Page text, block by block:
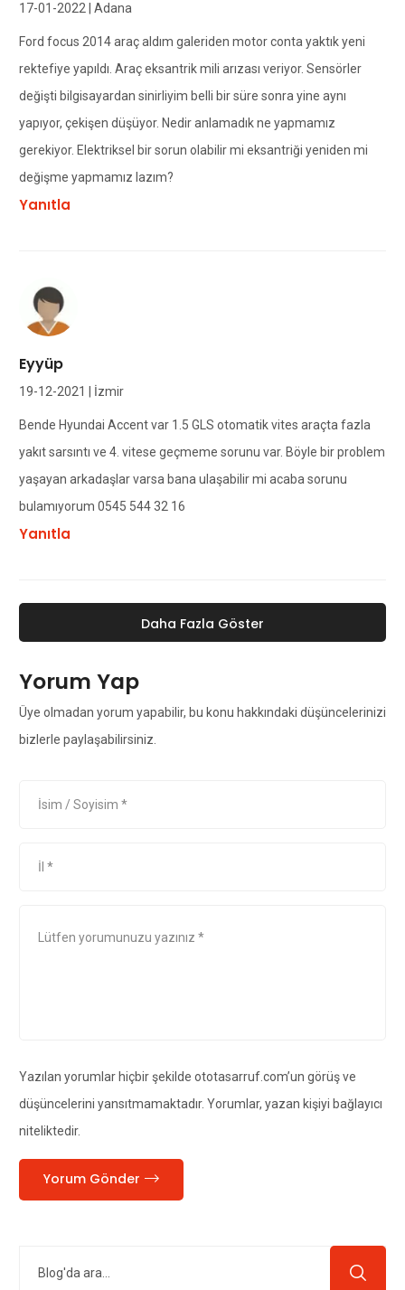
17-01-2022 | Adana
Ford focus 2014 araç aldım galeriden motor conta yaktık yeni
rektefiye yapıldı. Araç eksantrik mili arızası veriyor. Sensörler
değişti bilgisayardan sinirliyim belli bir süre sonra yine aynı
yapıyor, çekişen düşüyor. Nedir anlamadık ne yapmamız
gerekiyor. Elektriksel bir sorun olabilir mi eksantriği yeniden mi
değişme yapmamız lazım?
Yanıtla
Eyyüp
19-12-2021 | İzmir
Bende Hyundai Accent var 1.5 GLS otomatik vites araçta fazla
yakıt sarsıntı ve 4. vitese geçmeme sorunu var. Böyle bir problem
yaşayan arkadaşlar varsa bana ulaşabilir mi acaba sorunu
bulamıyorum 0545 544 32 16
Yanıtla
Daha Fazla Göster
Yorum Yap
Üye olmadan yorum yapabilir, bu konu hakkındaki düşüncelerinizi
bizlerle paylaşabilirsiniz.
Yazılan yorumlar hiçbir şekilde ototasarruf.com’un görüş ve
düşüncelerini yansıtmamaktadır. Yorumlar, yazan kişiyi bağlayıcı
niteliktedir.
Yorum Gönder